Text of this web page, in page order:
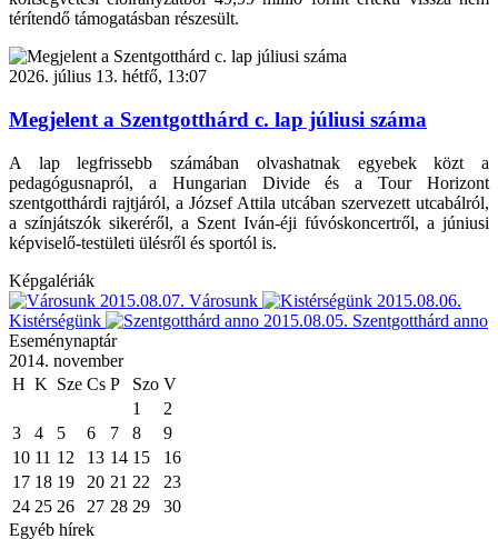
térítendő támogatásban részesült.
2026. július 13. hétfő, 13:07
Megjelent a Szentgotthárd c. lap júliusi száma
A lap legfrissebb számában olvashatnak egyebek közt a
pedagógusnapról, a Hungarian Divide és a Tour Horizont
szentgotthárdi rajtjáról, a József Attila utcában szervezett utcabálról,
a színjátszók sikeréről, a Szent Iván-éji fúvóskoncertről, a júniusi
képviselő-testületi ülésről és sportól is.
Képgalériák
2015.08.07. Városunk
2015.08.06.
Kistérségünk
2015.08.05. Szentgotthárd anno
Eseménynaptár
2014. november
H K Sze Cs P Szo V
1
2
3
4 5 6 7 8
9
10 11 12 13 14 15
16
17 18 19 20 21 22
23
24 25 26 27 28 29
30
Egyéb hírek